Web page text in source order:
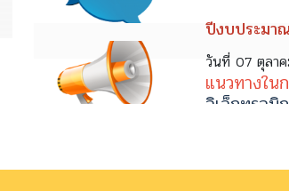
ปีงบประมา
วันที่ 07 ตุล
แนวทางใน
อิเล็กทรอ
อ่านเพิ่มเติม ...